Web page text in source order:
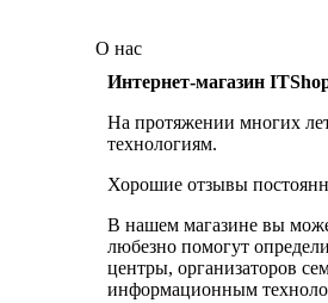
О нас
Интернет-магазин
На протяжении многих
технологиям.
Хорошие отзывы
В нашем магазине вы
любезно помогут
центры, организаторов
информационным